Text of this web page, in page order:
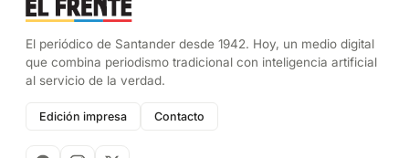
El periódico de Santander desde 1942. Hoy, un medio digital
que combina periodismo tradicional con inteligencia artificial
al servicio de la verdad.
Edición impresa Contacto